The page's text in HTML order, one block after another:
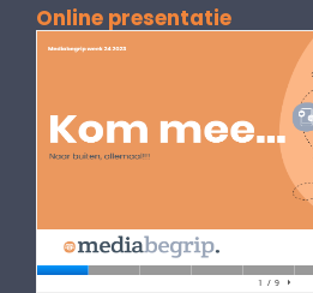
Online presentatie